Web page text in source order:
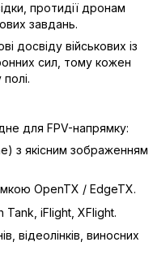
протидії дронам
завдань.
досвіду військових із
сил, тому кожен
для FPV-напрямку:
з якісним зображенням
OpenTX / EdgeTX.
Tank, iFlight, XFlight.
відеолінків, виносних